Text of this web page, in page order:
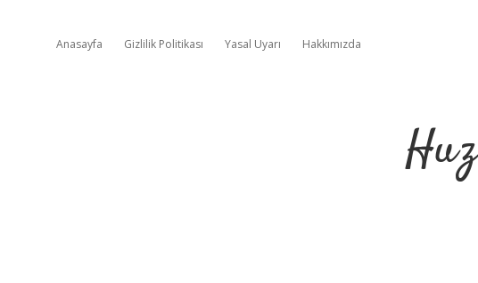
Anasayfa Gizlilik Politikası Yasal Uyarı Hakkımızda